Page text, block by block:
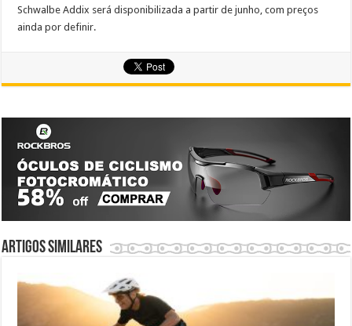
Schwalbe Addix será disponibilizada a partir de junho, com preços
ainda por definir.
Artigos similares